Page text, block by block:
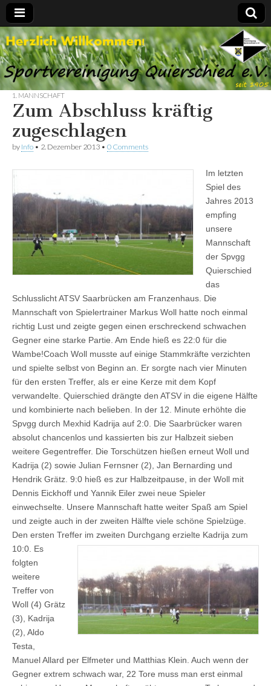
Spvgg.
Quierschied
Offizielle
Internetpräsenz
1. MANNSCHAFT
Zum Abschluss kräftig
zugeschlagen
by Info • 2. Dezember 2013 • 0 Comments
Im letzten
Spiel des
Jahres 2013
empfing
unsere
Mannschaft
der Spvgg
Quierschied
das
Schlusslicht ATSV Saarbrücken am Franzenhaus. Die
Mannschaft von Spielertrainer Markus Woll hatte noch einmal
richtig Lust und zeigte gegen einen erschreckend schwachen
Gegner eine starke Partie. Am Ende hieß es 22:0 für die
Wambe!Coach Woll musste auf einige Stammkräfte verzichten
und spielte selbst von Beginn an. Er sorgte nach vier Minuten
für den ersten Treffer, als er eine Kerze mit dem Kopf
verwandelte. Quierschied drängte den ATSV in die eigene Hälfte
und kombinierte nach belieben. In der 12. Minute erhöhte die
Spvgg durch Mexhid Kadrija auf 2:0. Die Saarbrücker waren
absolut chancenlos und kassierten bis zur Halbzeit sieben
weitere Gegentreffer. Die Torschützen hießen erneut Woll und
Kadrija (2) sowie Julian Fernsner (2), Jan Bernarding und
Hendrik Grätz. 9:0 hieß es zur Halbzeitpause, in der Woll mit
Dennis Eickhoff und Yannik Eiler zwei neue Spieler
einwechselte. Unsere Mannschaft hatte weiter Spaß am Spiel
und zeigte auch in der zweiten Hälfte viele schöne Spielzüge.
Den ersten Treffer im zweiten Durchgang erzielte Kadrija zum
10:0. Es
folgten
weitere
Treffer von
Woll (4) Grätz
(3), Kadrija
(2), Aldo
Testa,
Manuel Allard per Elfmeter und Matthias Klein. Auch wenn der
Gegner extrem schwach war, 22 Tore muss man erst einmal